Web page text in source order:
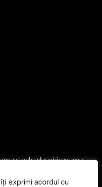
exprimi acordul cu
ul este deschis numai